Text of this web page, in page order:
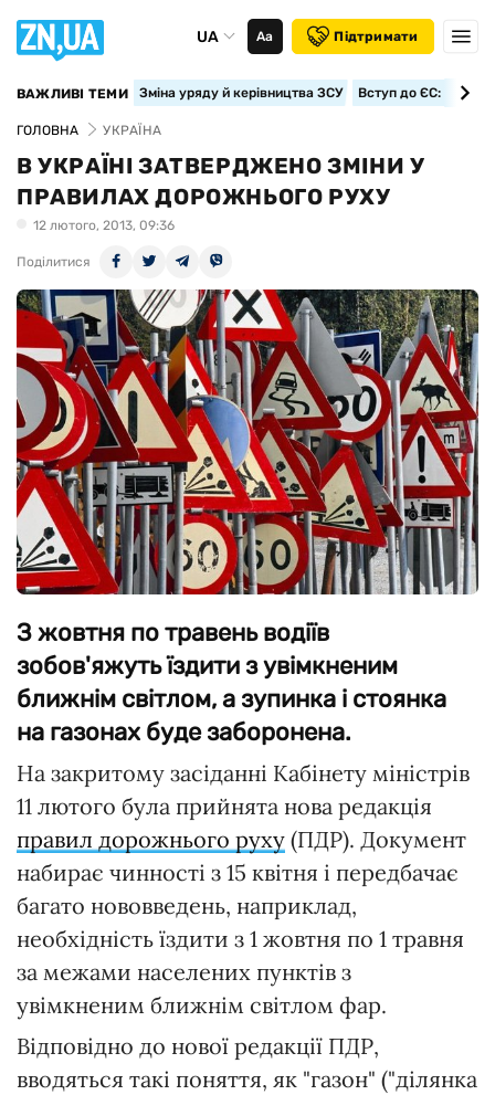
UA Аа Підтримати
ВАЖЛИВІ ТЕМИ Зміна уряду й керівництва ЗСУ Вступ до ЄС:
ГОЛОВНА УКРАЇНА
В УКРАЇНІ ЗАТВЕРДЖЕНО ЗМІНИ У
ПРАВИЛАХ ДОРОЖНЬОГО РУХУ
12 лютого, 2013, 09:36
Поділитися
З жовтня по травень водіїв
зобов'яжуть їздити з увімкненим
ближнім світлом, а зупинка і стоянка
на газонах буде заборонена.
На закритому засіданні Кабінету міністрів
11 лютого була прийнята нова редакція
правил дорожнього руху (ПДР). Документ
набирає чинності з 15 квітня і передбачає
багато нововведень, наприклад,
необхідність їздити з 1 жовтня по 1 травня
за межами населених пунктів з
увімкненим ближнім світлом фар.
Відповідно до нової редакції ПДР,
вводяться такі поняття, як "газон" ("ділянка